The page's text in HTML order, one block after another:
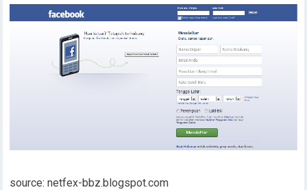
source: netfex-bbz.blogspot.com